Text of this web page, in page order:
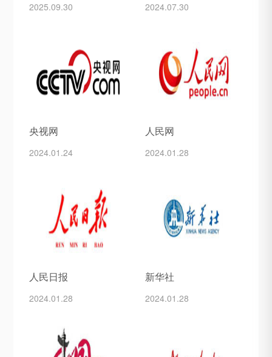
览会的重要特色板块，生
造领域，系统展示了生物
制造技术在各领域的广泛
应用和发展潜力。展区
内，入选工信部首批人工
案例的迪必尔、智峪生科
联袂登场，展现“AI+生物
制造”的前沿突破
2025.09.30
展邀请函尊敬的领导嘉宾
中心（上海）隆重举办
的“2026上海国际合成生
物学与生物智造绿色创新
展”（以下简称“合成生物
搭建合成生物学与生物智
造领域前沿技术、创新产
品、产
2024.07.30
央视网
2024.01.24
人民网
2024.01.28
人民日报
2024.01.28
新华社
2024.01.28